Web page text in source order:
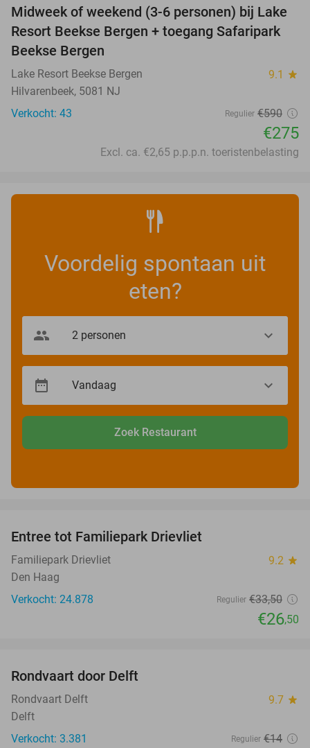
53%
Midweek of weekend (3-6 personen) bij Lake
Resort Beekse Bergen + toegang Safaripark
Beekse Bergen
Lake Resort Beekse Bergen 9.1 star
Hilvarenbeek, 5081 NJ
Verkocht: 43
Regulier €590
€275
Excl. ca. €2,65 p.p.p.n. toeristenbelasting
Voordelig spontaan uit
eten?
Zoek Restaurant
Entree tot Familiepark Drievliet
Familiepark Drievliet 9.2 star
Den Haag
Verkocht: 24.878
Regulier €33,50
€26,50
Rondvaart door Delft
Rondvaart Delft 9.7 star
Delft
Verkocht: 3.381
Regulier €14